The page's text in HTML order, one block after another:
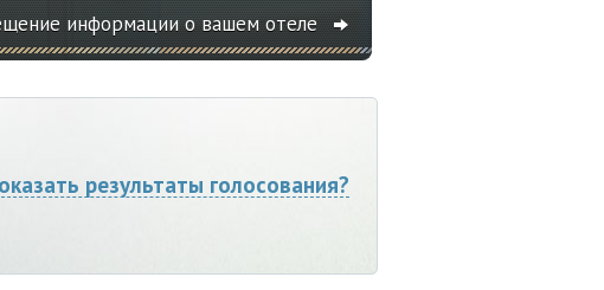
информации о вашем отеле
результаты голосования?